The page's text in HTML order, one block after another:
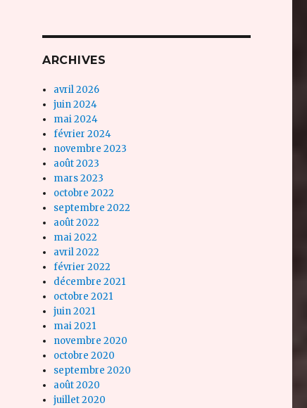
ARCHIVES
avril 2026
juin 2024
mai 2024
février 2024
novembre 2023
août 2023
mars 2023
octobre 2022
septembre 2022
août 2022
mai 2022
avril 2022
février 2022
décembre 2021
octobre 2021
juin 2021
mai 2021
novembre 2020
octobre 2020
septembre 2020
août 2020
juillet 2020